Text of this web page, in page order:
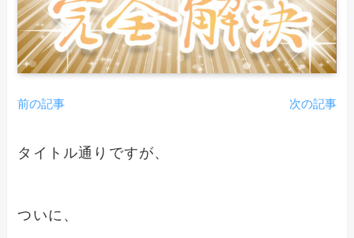
前の記事 次の記事
タイトル通りですが、
ついに、